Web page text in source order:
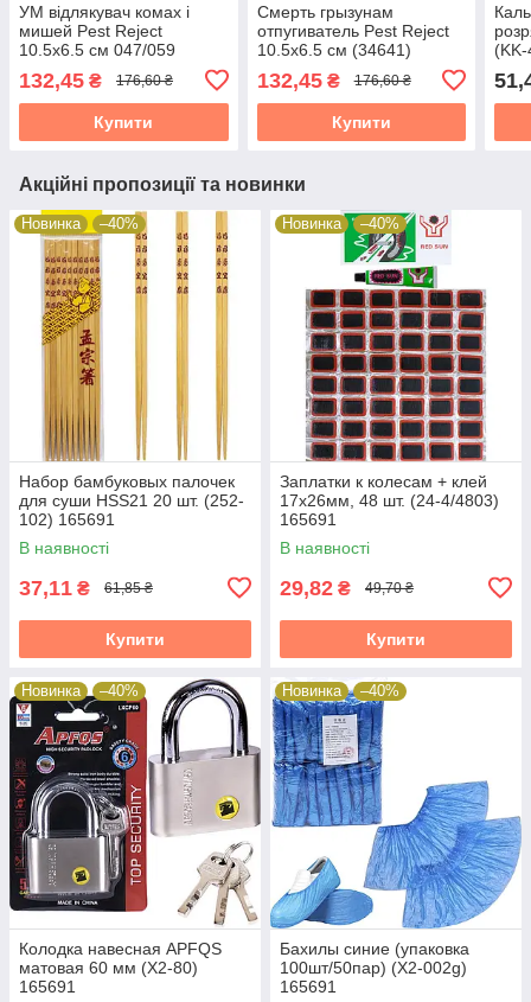
УМ відлякувач комах і
мишей Pest Reject
10.5х6.5 см 047/059
132,45 ₴ 176,60 ₴
Купити
Смерть грызунам
отпугиватель Pest Reject
10.5х6.5 см (34641)
132,45₴ 176,60 ₴
Купити
Акційні пропозиції та новинки
Новинка –40%
Набор бамбуковых палочек
для суши HSS21 20 шт. (252-
102) 165691
В наявності
37,11 ₴ 61,85 ₴
Купити
Новинка –40%
Заплатки к колесам + клей
17х26мм, 48 шт. (24-4/4803)
165691
В наявності
29,82 ₴ 49,70 ₴
Купити
Новинка –40%
Колодка навесная APFQS
матовая 60 мм (X2-80)
165691
Новинка –40%
Бахилы синие (упаковка
100шт/50пар) (X2-002g)
165691